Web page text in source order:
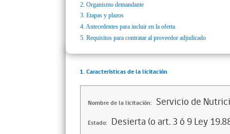
2. Organismo demandante
3. Etapas y plazos
4. Antecedentes para incluir en la oferta
5. Requisitos para contratar al proveedor adjudicado
1. Características de la licitación
Nombre de la licitación: Servicio de
Estado: Desierta (o art. 3 ó 9 Ley